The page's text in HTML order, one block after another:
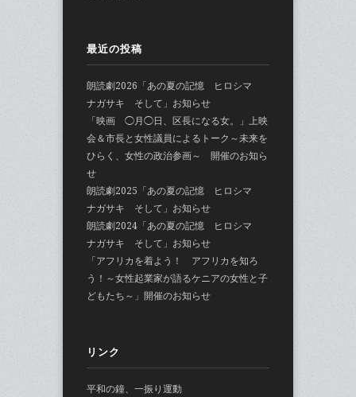
最近の投稿
朗読劇2026「あの夏の記憶 ヒロシマ
ナガサキ そして」お知らせ
「映画 ◯月◯日、区長になる女。」上映
会＆市長と女性議員によるトーク～未来を
ひらく、女性の政治参画～ 開催のお知ら
せ
朗読劇2025「あの夏の記憶 ヒロシマ
ナガサキ そして」お知らせ
朗読劇2024「あの夏の記憶 ヒロシマ
ナガサキ そして」お知らせ
「アフリカを着よう！ アフリカを知ろ
う！～女性起業家が語るケニアの女性と子
どもたち～」開催のお知らせ
リンク
平和の鐘、一振り運動